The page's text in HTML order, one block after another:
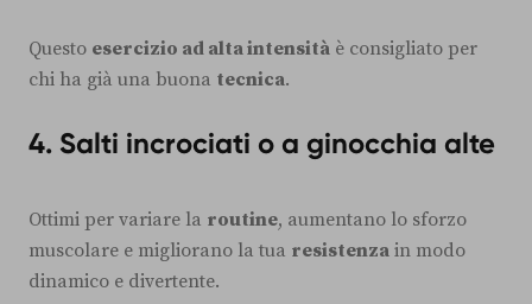
Questo esercizio ad alta intensità è consigliato per
chi ha già una buona tecnica.
4. Salti incrociati o a ginocchia alte
Ottimi per variare la routine, aumentano lo sforzo
muscolare e migliorano la tua resistenza in modo
dinamico e divertente.